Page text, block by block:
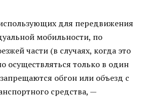
для передвижения
мобильности, по
части (в случаях, когда это
осуществляться только в один
обгон или объезд с
средства, —